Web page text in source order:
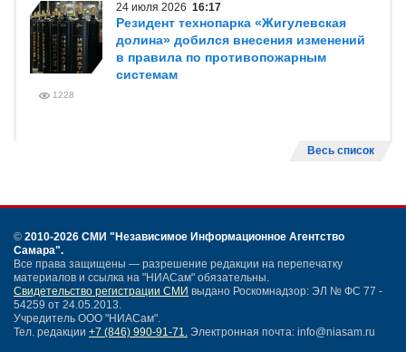
24 июля 2026 16:17
Резидент технопарка «Жигулевская
долина» добился внесения изменений
в правила по противопожарным
системам
1228
Весь список
© 2010-2026 СМИ "Независимое Информационное Агентство
Самара".
Все права защищены — разрешение редакции на перепечатку
материалов и ссылка на "НИАСам" обязательны.
Свидетельство регистрации СМИ выдано Роскомнадзор: ЭЛ № ФС 77 -
54259 от 24.05.2013.
Учредитель ООО "НИАСам".
Тел. редакции +7 (846) 990-91-71. Электронная почта: info@niasam.ru